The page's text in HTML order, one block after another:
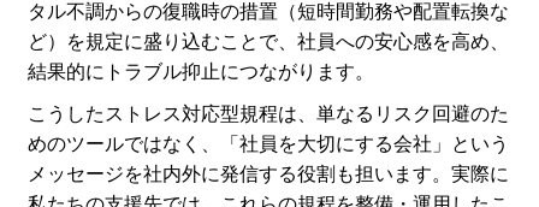
タル不調からの復職時の措置（短時間勤務や配置転換な
ど）を規定に盛り込むことで、社員への安心感を高め、
結果的にトラブル抑止につながります。
こうしたストレス対応型規程は、単なるリスク回避のた
めのツールではなく、「社員を大切にする会社」という
メッセージを社内外に発信する役割も担います。実際に